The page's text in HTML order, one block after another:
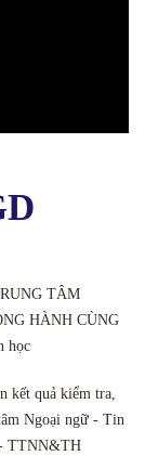
TÂM
HÀNH CÙNG
học
kết quả kiểm tra,
Ngoại ngữ - Tin
- TTNN&TH